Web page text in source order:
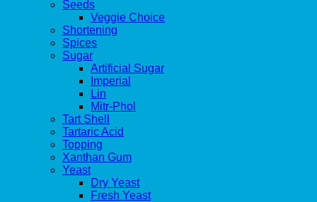
Seeds
Veggie Choice
Shortening
Spices
Sugar
Artificial Sugar
Imperial
Lin
Mitr-Phol
Tart Shell
Tartaric Acid
Topping
Xanthan Gum
Yeast
Dry Yeast
Fresh Yeast